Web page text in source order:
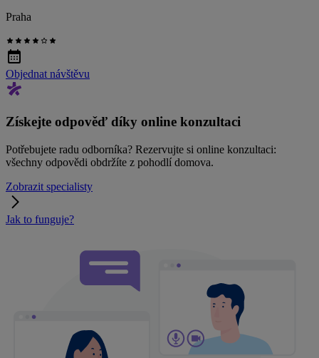
Praha
Objednat návštěvu
Získejte odpověď díky online konzultaci
Potřebujete radu odborníka? Rezervujte si online konzultaci:
všechny odpovědi obdržíte z pohodlí domova.
Zobrazit specialisty
Jak to funguje?